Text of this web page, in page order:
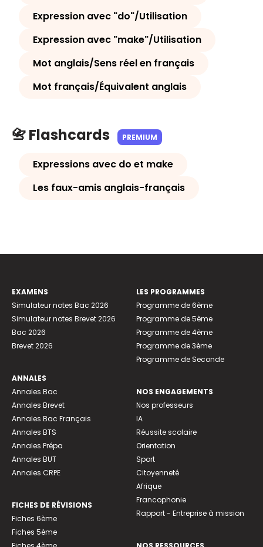
Expression avec "do"/Utilisation
Expression avec "make"/Utilisation
Mot anglais/Sens réel en français
Mot français/Équivalent anglais
📇 Flashcards PREMIUM
Expressions avec do et make
Les faux-amis anglais-français
EXAMENS
Simulateur notes Bac 2026
Simulateur notes Brevet 2026
Bac 2026
Brevet 2026
ANNALES
Annales Bac
Annales Brevet
Annales Bac Français
Annales BTS
Annales Prépa
Annales BUT
Annales CRPE
FICHES DE RÉVISIONS
Fiches 6ème
Fiches 5ème
LES PROGRAMMES
Programme de 6ème
Programme de 5ème
Programme de 4ème
Programme de 3ème
Programme de Seconde
NOS ENGAGEMENTS
Nos professeurs
IA
Réussite scolaire
Orientation
Sport
Citoyenneté
Afrique
Francophonie
Rapport - Entreprise à mission